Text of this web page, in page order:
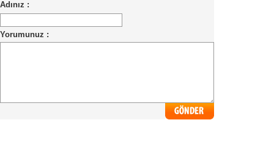
Adınız :
Yorumunuz :